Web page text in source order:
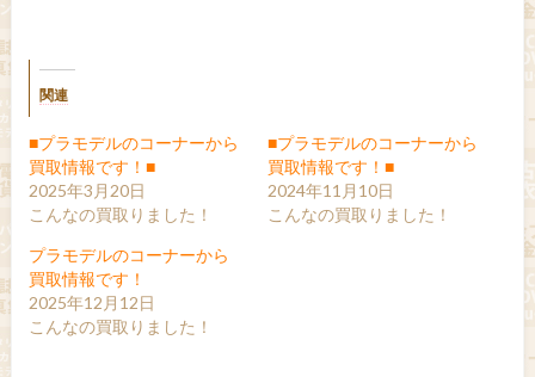
関連
■プラモデルのコーナーから
買取情報です！■
2025年3月20日
こんなの買取りました！
■プラモデルのコーナーから
買取情報です！■
2024年11月10日
こんなの買取りました！
プラモデルのコーナーから
買取情報です！
2025年12月12日
こんなの買取りました！